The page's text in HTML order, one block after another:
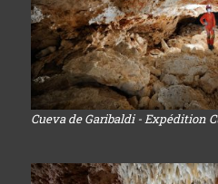
Cueva de Garibaldi - Expédition